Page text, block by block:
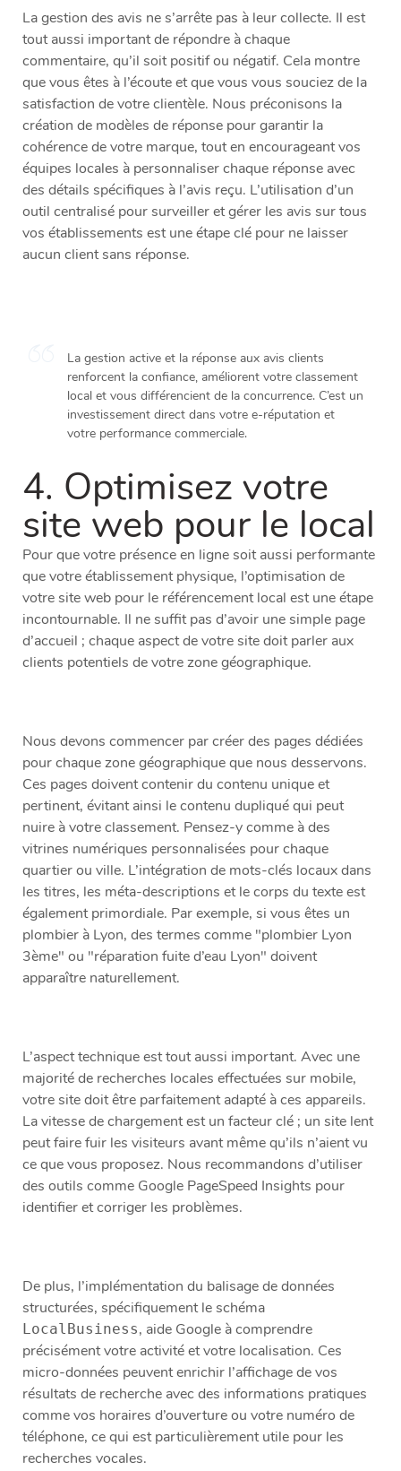
La gestion des avis ne s’arrête pas à leur collecte. Il est
tout aussi important de répondre à chaque
commentaire, qu’il soit positif ou négatif. Cela montre
que vous êtes à l’écoute et que vous vous souciez de la
satisfaction de votre clientèle. Nous préconisons la
création de modèles de réponse pour garantir la
cohérence de votre marque, tout en encourageant vos
équipes locales à personnaliser chaque réponse avec
des détails spécifiques à l’avis reçu. L’utilisation d’un
outil centralisé pour surveiller et gérer les avis sur tous
vos établissements est une étape clé pour ne laisser
aucun client sans réponse.
La gestion active et la réponse aux avis clients
renforcent la confiance, améliorent votre classement
local et vous différencient de la concurrence. C’est un
investissement direct dans votre e-réputation et
votre performance commerciale.
4. Optimisez votre
site web pour le local
Pour que votre présence en ligne soit aussi performante
que votre établissement physique, l’optimisation de
votre site web pour le référencement local est une étape
incontournable. Il ne suffit pas d’avoir une simple page
d’accueil ; chaque aspect de votre site doit parler aux
clients potentiels de votre zone géographique.
Nous devons commencer par créer des pages dédiées
pour chaque zone géographique que nous desservons.
Ces pages doivent contenir du contenu unique et
pertinent, évitant ainsi le contenu dupliqué qui peut
nuire à votre classement. Pensez-y comme à des
vitrines numériques personnalisées pour chaque
quartier ou ville. L’intégration de mots-clés locaux dans
les titres, les méta-descriptions et le corps du texte est
également primordiale. Par exemple, si vous êtes un
plombier à Lyon, des termes comme "plombier Lyon
3ème" ou "réparation fuite d’eau Lyon" doivent
apparaître naturellement.
L’aspect technique est tout aussi important. Avec une
majorité de recherches locales effectuées sur mobile,
votre site doit être parfaitement adapté à ces appareils.
La vitesse de chargement est un facteur clé ; un site lent
peut faire fuir les visiteurs avant même qu’ils n’aient vu
ce que vous proposez. Nous recommandons d’utiliser
des outils comme Google PageSpeed Insights pour
identifier et corriger les problèmes.
De plus, l’implémentation du balisage de données
structurées, spécifiquement le schéma
LocalBusiness, aide Google à comprendre
précisément votre activité et votre localisation. Ces
micro-données peuvent enrichir l’affichage de vos
résultats de recherche avec des informations pratiques
comme vos horaires d’ouverture ou votre numéro de
téléphone, ce qui est particulièrement utile pour les
recherches vocales.